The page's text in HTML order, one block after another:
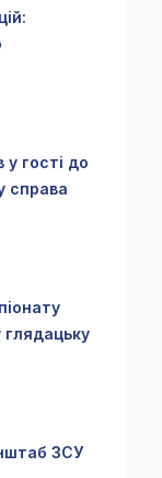
гості до
справа
глядацьку
ЗСУ